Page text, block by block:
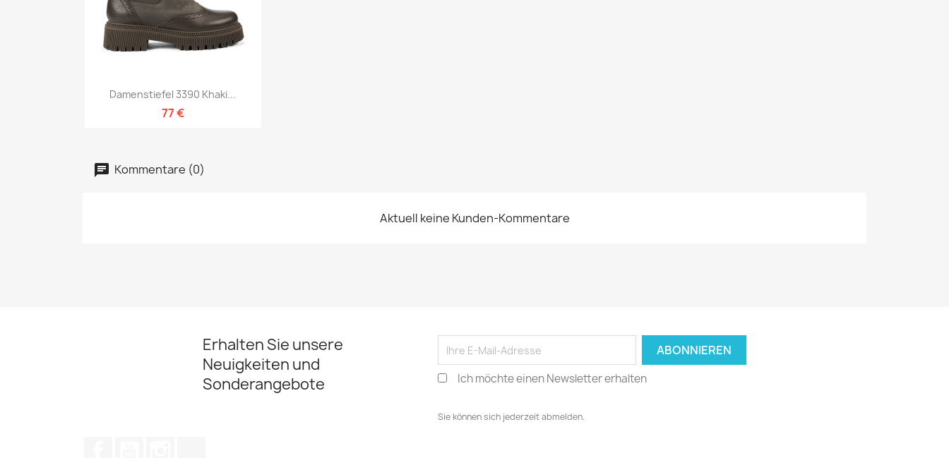
Vorschau
Damenstiefel 3390 Khaki...
77 €
Kommentare (0)
Aktuell keine Kunden-Kommentare
Erhalten Sie unsere
Neuigkeiten und
Sonderangebote
Ich möchte einen Newsletter erhalten
Sie können sich jederzeit abmelden.